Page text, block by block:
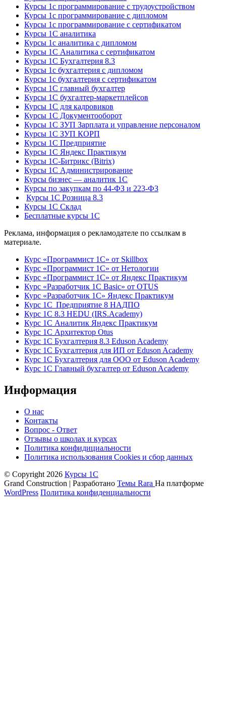
Курсы 1с программирование с трудоустройством
Курсы 1с программирование с дипломом
Курсы 1с программирование с сертификатом
Курсы 1С аналитика
Курсы 1с аналитика с дипломом
Курсы 1С Аналитика с сертификатом
Курсы 1С Бухгалтерия 8.3
Курсы 1с бухгалтерия с дипломом
Курсы 1с бухгалтерия с сертификатом
Курсы 1С главный бухгалтер
Курсы 1С бухгалтер-маркетплейсов
Курсы 1С для кадровиков
Курсы 1С Документооборот
Курсы 1С ЗУП Зарплата и управление персоналом
Курсы 1С ЗУП КОРП
Курсы 1С Предприятие
Курсы 1С Яндекс Практикум
Курсы 1С-Битрикс (Bitrix)
Курсы 1С Администрирование
Курсы бизнес — аналитик 1С
Курсы по закупкам по 44‑ФЗ и 223‑ФЗ
Курсы 1С Розница 8.3
Курсы 1С Склад
Бесплатные курсы 1С
Реклама, информация о рекламодателе по ссылкам в
материале.
Курс «Программист 1С» от Skillbox
Курс «Программист 1С» от Нетологии
Курс «Программист 1С» от Яндекс Практикум
Курс «Разработчик 1С Basic» от OTUS
Курс «Разработчик 1С» Яндекс Практикум
Курс 1С Предприятие 8 НАДПО
Курс 1С 8.3 HEDU (IRS.Academy)
Курс 1С Аналитик Яндекс Практикум
Курс 1С Архитектор Otus
Курс 1С Бухгалтерия 8.3 Eduson Academy
Курс 1С Бухгалтерия для ИП от Eduson Academy
Курс 1С Бухгалтерия для ООО от Eduson Academy
Курс 1С Главный бухгалтер от Eduson Academy
Информация
О нас
Контакты
Вопрос - Ответ
Отзывы о школах и курсах
Политика конфидициальности
Политика использования Cookies и сбор данных
© Copyright 2026 Курсы 1С
Grand Construction | Разработано Темы Rara На платформе
WordPress Политика конфиденциальности